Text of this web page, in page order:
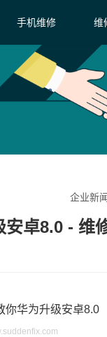
手机维修 维
企业新
安卓8.0 - 维
你华为升级安卓8.0